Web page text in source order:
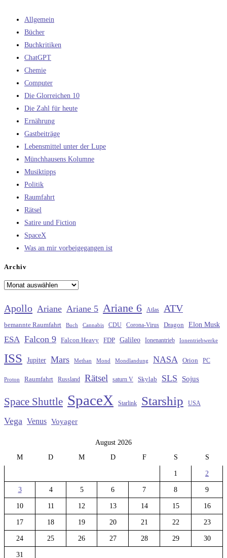
Allgemein
Bücher
Buchkritiken
ChatGPT
Chemie
Computer
Die Glorreichen 10
Die Zahl für heute
Ernährung
Gastbeiträge
Lebensmittel unter der Lupe
Münchhausens Kolumne
Musiktipps
Politik
Raumfahrt
Rätsel
Satire und Fiction
SpaceX
Was an mir vorbeigegangen ist
Archiv
Archiv
Apollo Ariane Ariane 5 Ariane 6 Atlas ATV
bemannte Raumfahrt Buch Cannabis CDU Corona-Virus Dragon Elon Musk
ESA Falcon 9 Falcon Heavy FDP Galileo Ionenantrieb Ionentriebwerke
ISS Jupiter Mars Methan Mond Mondlandung NASA Orion PC
Proton Raumfahrt Russland Rätsel saturn V Skylab SLS Sojus
Space Shuttle SpaceX Starlink Starship USA
Vega Venus Voyager
August 2026
M
D M D F S S
1 2
3 4 5 6 7 8 9
10 11 12 13 14 15 16
17 18 19 20 21 22 23
24 25 26 27 28 29 30
31